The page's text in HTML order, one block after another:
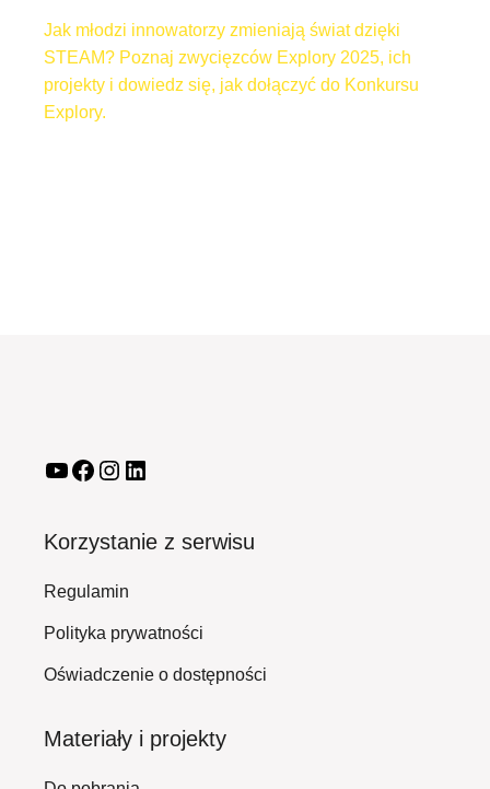
Jak młodzi innowatorzy zmieniają świat dzięki
STEAM? Poznaj zwycięzców Explory 2025, ich
projekty i dowiedz się, jak dołączyć do Konkursu
Explory.
Korzystanie z serwisu
Regulamin
Polityka prywatności
Oświadczenie o dostępności
Materiały i projekty